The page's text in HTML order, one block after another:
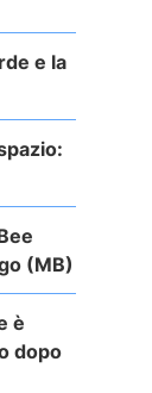
e la
(MB)
è
dopo